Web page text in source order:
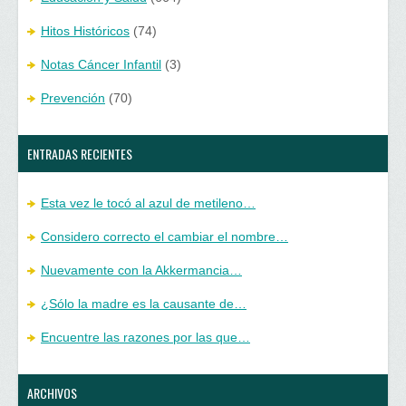
Hitos Históricos (74)
Notas Cáncer Infantil (3)
Prevención (70)
ENTRADAS RECIENTES
Esta vez le tocó al azul de metileno…
Considero correcto el cambiar el nombre…
Nuevamente con la Akkermancia…
¿Sólo la madre es la causante de…
Encuentre las razones por las que…
ARCHIVOS